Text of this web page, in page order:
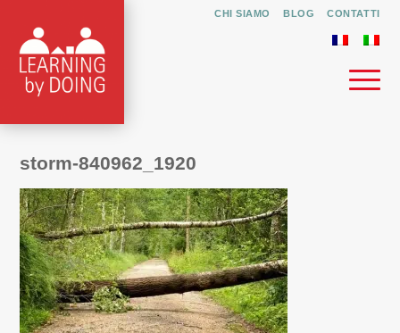
CHI SIAMO BLOG CONTATTI
storm-840962_1920